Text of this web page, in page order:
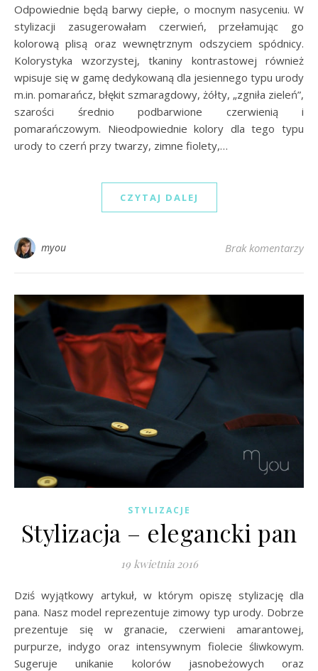
Odpowiednie będą barwy ciepłe, o mocnym nasyceniu. W
stylizacji zasugerowałam czerwień, przełamując go
kolorową plisą oraz wewnętrznym odszyciem spódnicy.
Kolorystyka wzorzystej, tkaniny kontrastowej również
wpisuje się w gamę dedykowaną dla jesiennego typu urody
m.in. pomarańcz, błękit szmaragdowy, żółty, „zgniła zieleń”,
szarości średnio podbarwione czerwienią i
pomarańczowym. Nieodpowiednie kolory dla tego typu
urody to czerń przy twarzy, zimne fiolety,…
CZYTAJ DALEJ
myou Brak komentarzy
STYLIZACJE
Stylizacja – elegancki pan
19 kwietnia 2016
Dziś wyjątkowy artykuł, w którym opiszę stylizację dla
pana. Nasz model reprezentuje zimowy typ urody. Dobrze
prezentuje się w granacie, czerwieni amarantowej,
purpurze, indygo oraz intensywnym fiolecie śliwkowym.
Sugeruje unikanie kolorów jasnobeżowych oraz